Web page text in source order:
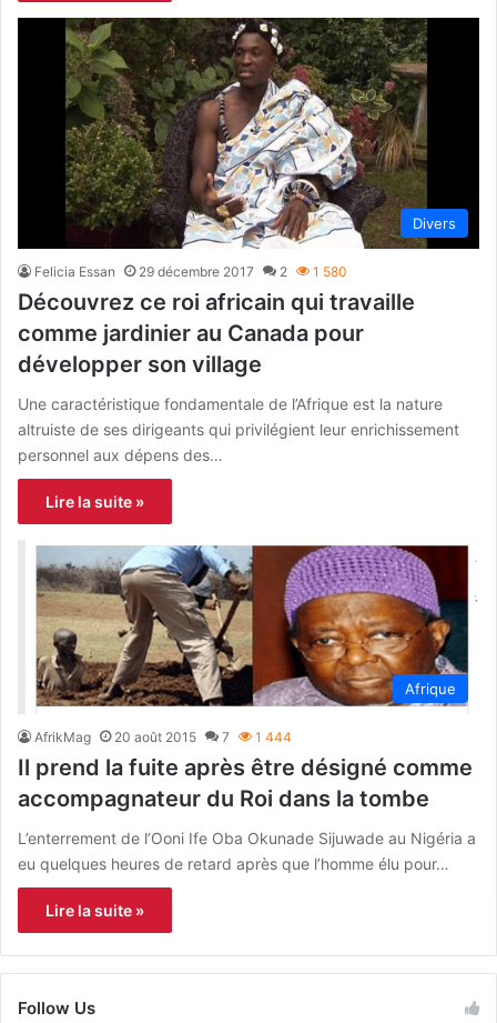
Divers
Felicia Essan 29 décembre 2017 2 1 580
Découvrez ce roi africain qui travaille
comme jardinier au Canada pour
développer son village
Une caractéristique fondamentale de l’Afrique est la nature
altruiste de ses dirigeants qui privilégient leur enrichissement
personnel aux dépens des…
Lire la suite »
Afrique
AfrikMag 20 août 2015 7 1 444
Il prend la fuite après être désigné comme
accompagnateur du Roi dans la tombe
L’enterrement de l’Ooni Ife Oba Okunade Sijuwade au Nigéria a
eu quelques heures de retard après que l’homme élu pour…
Lire la suite »
Follow Us